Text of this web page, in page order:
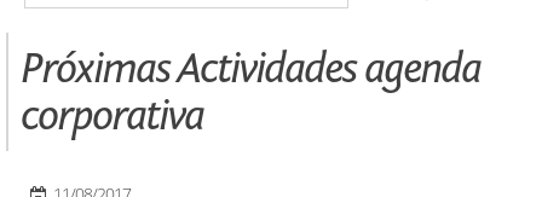
Próximas Actividades agenda
corporativa